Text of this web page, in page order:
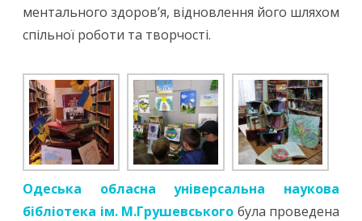
ментального здоров’я, відновлення його шляхом
спільної роботи та творчості.
Одеська обласна універсальна наукова
бібліотека ім. М.Грушевського була проведена